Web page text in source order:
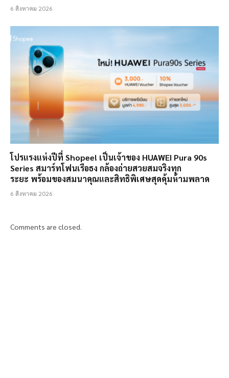
6 สิงหาคม 2026
โปรแรงแห่งปีที่ Shopee! เป็นเจ้าของ HUAWEI Pura 90s
Series สมาร์ทโฟนเรือธง กล้องถ่ายสวยสมจริงทุก
ระยะ พร้อมของสมนาคุณและสิทธิพิเศษสุดคุ้มห้ามพลาด
6 สิงหาคม 2026
Comments are closed.